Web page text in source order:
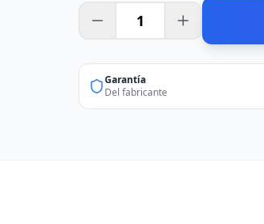
Garantía
Del fabricante